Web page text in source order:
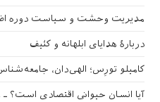
مدیریت وحشت و سیاست دوره
دربارهٔ هدایای ابلهانه و کثیف
کامیلو تورِس؛ الهی‌دان،
آیا انسان حیوانی اقتصادی